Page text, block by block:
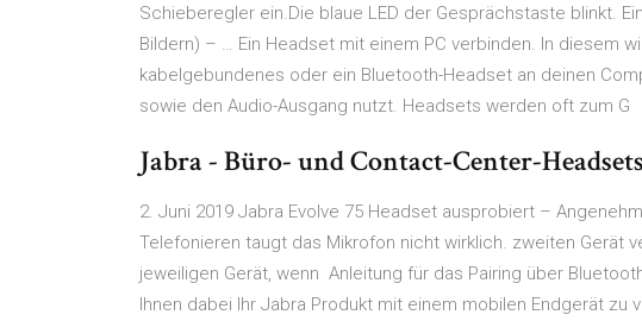
Schieberegler ein.Die blaue LED der Gesprächstaste blinkt.
Bildern) – … Ein Headset mit einem PC verbinden. In diesem
kabelgebundenes oder ein Bluetooth-Headset an deinen
sowie den Audio-Ausgang nutzt. Headsets werden oft zum G
Jabra - Büro- und Contact-Center-
2. Juni 2019 Jabra Evolve 75 Headset ausprobiert –
Telefonieren taugt das Mikrofon nicht wirklich. zweiten Gerät
jeweiligen Gerät, wenn Anleitung für das Pairing über
Ihnen dabei Ihr Jabra Produkt mit einem mobilen Endgerät zu